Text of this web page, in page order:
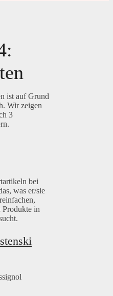
ist auf Grund
Wir zeigen
3
bei
was er/sie
Produkte in